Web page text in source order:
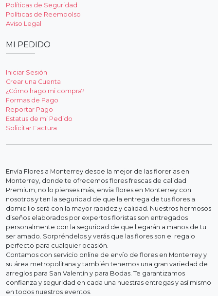
Políticas de Seguridad
Políticas de Reembolso
Aviso Legal
MI PEDIDO
Iniciar Sesión
Crear una Cuenta
¿Cómo hago mi compra?
Formas de Pago
Reportar Pago
Estatus de mi Pedido
Solicitar Factura
Envía Flores a Monterrey desde la mejor de las florerias en
Monterrey, donde te ofrecemos flores frescas de calidad
Premium, no lo pienses más, envía flores en Monterrey con
nosotros y ten la seguridad de que la entrega de tus flores a
domicilio será con la mayor rapidez y calidad. Nuestros hermosos
diseños elaborados por expertos floristas son entregados
personalmente con la seguridad de que llegarán a manos de tu
ser amado. Sorpréndelos y verás que las flores son el regalo
perfecto para cualquier ocasión.
Contamos con servicio online de envío de flores en Monterrey y
su área metropolitana y también tenemos una gran variedad de
arreglos para San Valentín y para Bodas. Te garantizamos
confianza y seguridad en cada una nuestras entregas y así mismo
en todos nuestros eventos.